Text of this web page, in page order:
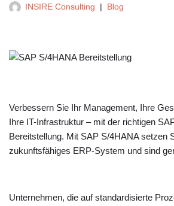
INSIRE Consulting Blog
Verbessern Sie Ihr Management, Ihre
Ihre IT-Infrastruktur – mit der richtigen
Bereitstellung. Mit SAP S/4HANA setzen
zukunftsfähiges ERP-System und sind
Unternehmen, die auf standardisierte